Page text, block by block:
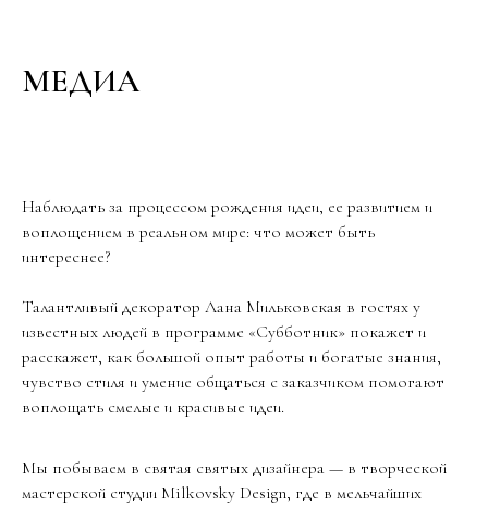
МЕДИА
Наблюдать за процессом рождения идеи, ее развитием и
воплощением в реальном мире: что может быть
интереснее?
Талантливый декоратор Лана Мильковская в гостях у
известных людей в программе «Субботник» покажет и
расскажет, как большой опыт работы и богатые знания,
чувство стиля и умение общаться с заказчиком помогают
воплощать смелые и красивые идеи.
Мы побываем в святая святых дизайнера — в творческой
мастерской студии Milkovsky Design, где в мельчайших